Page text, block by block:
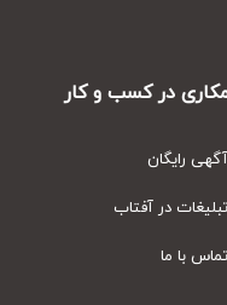
در کسب و کار
رایگان
در آفتاب
با ما